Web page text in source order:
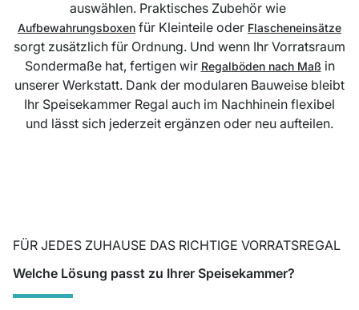
auswählen. Praktisches Zubehör wie
Aufbewahrungsboxen für Kleinteile oder Flascheneinsätze
sorgt zusätzlich für Ordnung. Und wenn Ihr Vorratsraum
Sondermaße hat, fertigen wir Regalböden nach Maß in
unserer Werkstatt. Dank der modularen Bauweise bleibt
Ihr Speisekammer Regal auch im Nachhinein flexibel
und lässt sich jederzeit ergänzen oder neu aufteilen.
FÜR JEDES ZUHAUSE DAS RICHTIGE VORRATSREGAL
Welche Lösung passt zu Ihrer Speisekammer?